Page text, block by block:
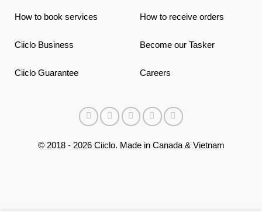
How to book services
Ciiclo Business
Ciiclo Guarantee
How to receive orders
Become our Tasker
Careers
© 2018 - 2026 Ciiclo. Made in Canada & Vietnam